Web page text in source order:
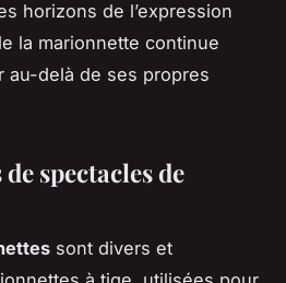
horizons de l’expression
la marionnette continue
au-delà de ses propres
spectacles de
sont divers et